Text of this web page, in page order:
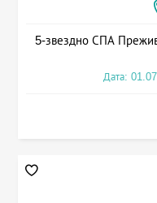
5-звездно СПА
Дата: